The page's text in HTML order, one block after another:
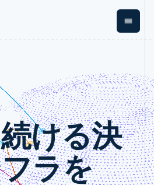
Billing
経常収益
Metronome
従量課金
ブスクリ
ション
ブスクリ
プションの
理
Global
Payouts
第三者
への入
金
フォー
とマー
ットプ
イス
プラッ
フォー
決済の
向け
トアップ向け
ース別
ンティックコマ
のドキュメント
ファレンス
ラリと SDK
Apps
例
に問い合わせる
ける決
ラを